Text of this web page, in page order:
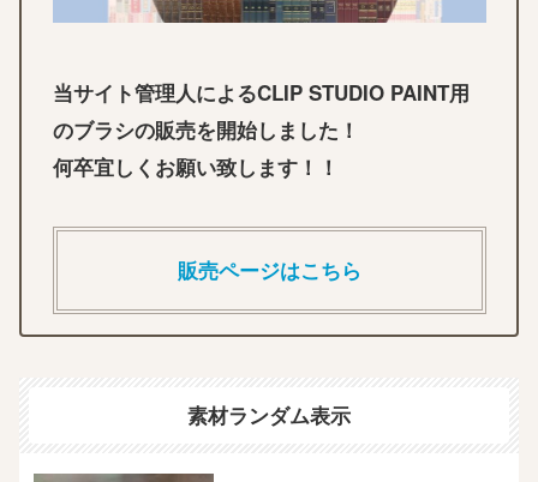
当サイト管理人によるCLIP STUDIO PAINT用
のブラシの販売を開始しました！
何卒宜しくお願い致します！！
販売ページはこちら
素材ランダム表示